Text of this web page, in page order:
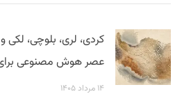
کردی، لری، بلوچی، لکی
عصر هوش مصنوعی برای
۱۴ مرداد ۱۴۰۵